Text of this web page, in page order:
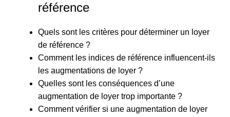
référence
Quels sont les critères pour déterminer un loyer
de référence ?
Comment les indices de référence influencent-ils
les augmentations de loyer ?
Quelles sont les conséquences d’une
augmentation de loyer trop importante ?
Comment vérifier si une augmentation de loyer